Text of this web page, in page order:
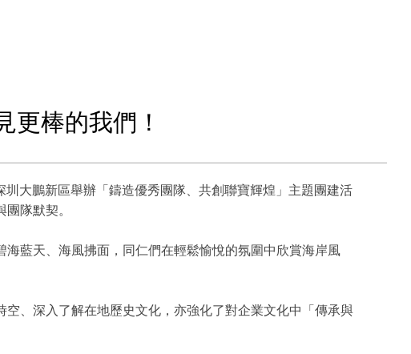
更棒的我們！
大鵬新區舉辦「鑄造優秀團隊、共創聯寶輝煌」主題團建活
隊默契。
藍天、海風拂面，同仁們在輕鬆愉悅的氛圍中欣賞海岸風
、深入了解在地歷史文化，亦強化了對企業文化中「傳承與